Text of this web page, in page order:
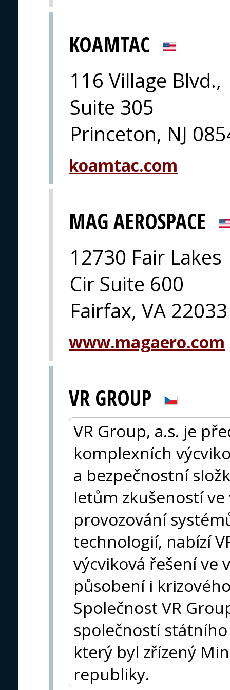
KOAMTAC
116 Village Blvd.,
Suite 305
Princeton, NJ
koamtac.com
MAG AEROSPACE
12730 Fair Lakes
Cir Suite 600
Fairfax, VA 22033
www.magaero.com
VR GROUP
VR Group, a.s. je
komplexních
a bezpečnostní
letům zkušeností
provozování
technologií, nabízí
výcviková řešení ve
působení i
Společnost VR
společností státního
který byl zřízený
republiky.